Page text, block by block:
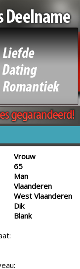
Vrouw
65
Man
Vlaanderen
West Vlaanderen
Dik
Blank